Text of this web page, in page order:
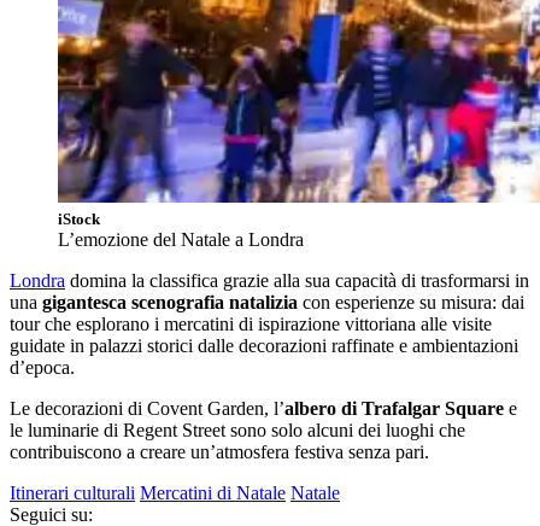
iStock
L’emozione del Natale a Londra
Londra domina la classifica grazie alla sua capacità di trasformarsi in
una gigantesca scenografia natalizia con esperienze su misura: dai
tour che esplorano i mercatini di ispirazione vittoriana alle visite
guidate in palazzi storici dalle decorazioni raffinate e ambientazioni
d’epoca.
Le decorazioni di Covent Garden, l’albero di Trafalgar Square e
le luminarie di Regent Street sono solo alcuni dei luoghi che
contribuiscono a creare un’atmosfera festiva senza pari.
Itinerari culturali Mercatini di Natale Natale
Seguici su: